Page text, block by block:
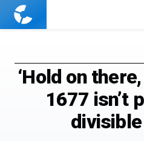
Cuaderno
‘Hold on
1677 isn’t
divisible